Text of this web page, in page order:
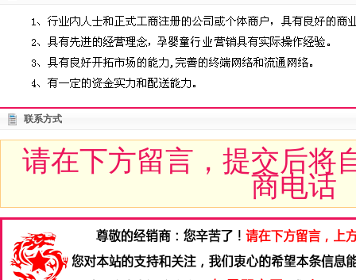
联系方式
请在下方留言，提交后将
商电话